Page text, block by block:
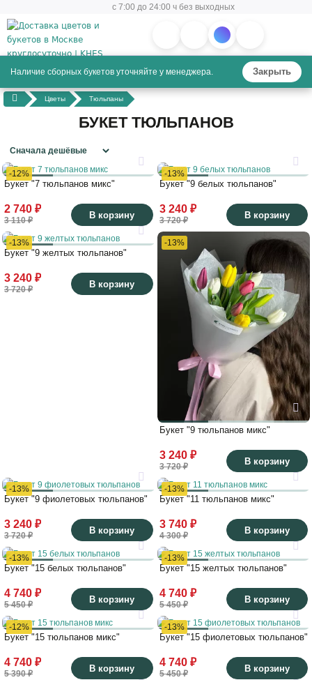
с 7:00 до 24:00 ч без выходных
Наличие сборных букетов уточняйте у менеджера. Закрыть
Цветы Тюльпаны
БУКЕТ ТЮЛЬПАНОВ
-12%
Букет "7 тюльпанов микс"
2 740 ₽
3 110 ₽ В корзину
-13%
Букет "9 белых тюльпанов"
3 240 ₽
3 720 ₽ В корзину
-13%
Букет "9 желтых тюльпанов"
3 240 ₽
3 720 ₽ В корзину
-13%
Букет "9 тюльпанов микс"
3 240 ₽
3 720 ₽ В корзину
-13%
Букет "9 фиолетовых тюльпанов"
3 240 ₽
3 720 ₽ В корзину
-13%
Букет "11 тюльпанов микс"
3 740 ₽
4 300 ₽ В корзину
-13%
Букет "15 белых тюльпанов"
4 740 ₽
5 450 ₽ В корзину
-13%
Букет "15 желтых тюльпанов"
4 740 ₽
5 450 ₽ В корзину
-12%
Букет "15 тюльпанов микс"
4 740 ₽
5 390 ₽ В корзину
-13%
Букет "15 фиолетовых тюльпанов"
4 740 ₽
5 450 ₽ В корзину